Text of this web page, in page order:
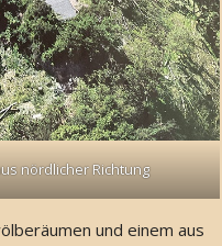
nördlicher Richtung
und einem aus